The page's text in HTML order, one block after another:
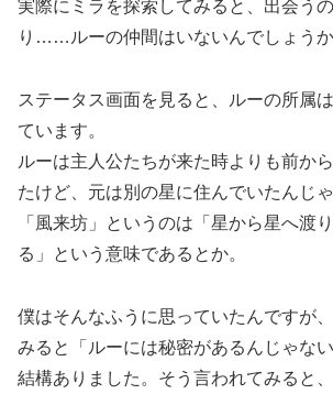
実際にミラを探索してみると、出会う
り……ルーの仲間はいないんでしょうか
ステータス画面を見ると、ルーの所属
ています。
ルーは主人公たちが来た時よりも前か
たけど、元は別の星に住んでいたんじ
「風来坊」というのは「星から星へ渡
る」という意味であるとか。
僕はそんなふうに思っていたんですが
みると「ルーには秘密があるんじゃな
結構ありました。そう言われてみると